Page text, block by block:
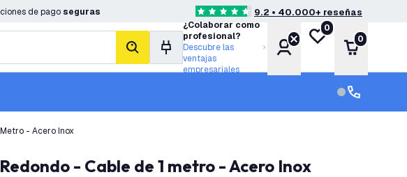
de pago seguras 4.6 estrellas de puntuación
9.2 • 40.000+ reseñas
buscar
¿Colaborar como
profesional?
Descubre las
ventajas
empresariales
Cuenta
Mi lista de deseos
0
Carrito
0
Servicio al
Servicio al
- Acero Inox
- Cable de 1 metro - Acero Inox